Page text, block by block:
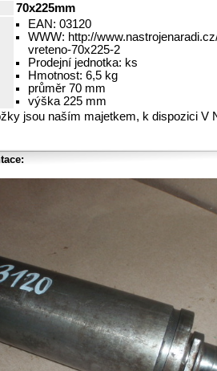
70x225mm
EAN: 03120
WWW: http://
vreteno-70x225-2
Prodejní jednotka: ks
Hmotnost: 6,5 kg
průměr 70 mm
výška 225 mm
jsou naším majetkem, k dispozici V